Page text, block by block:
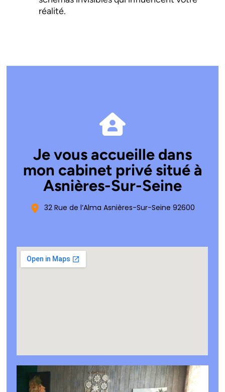
réalité.
Je vous accueille dans
mon cabinet privé situé à
Asnières-Sur-Seine
32 Rue de l’Alma Asnières-Sur-Seine 92600